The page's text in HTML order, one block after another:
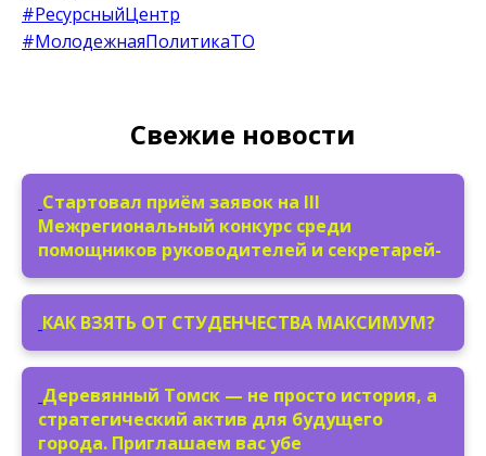
#РесурсныйЦентр
#МолодежнаяПолитикаТО
Свежие новости
Стартовал приём заявок на III
Межрегиональный конкурс среди
помощников руководителей и секретарей-
КАК ВЗЯТЬ ОТ СТУДЕНЧЕСТВА МАКСИМУМ?
Деревянный Томск — не просто история, а
стратегический актив для будущего
города. Приглашаем вас убе